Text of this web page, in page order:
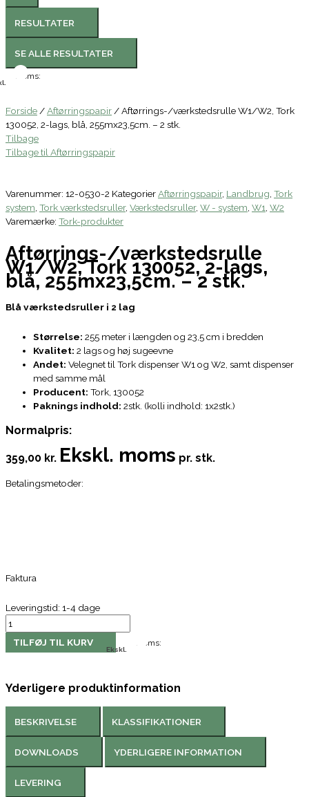
RESULTATER
SE ALLE RESULTATER
Moms:
Forside/Aftørringspapir/ Aftørrings-/værkstedsrulle W1/W2, Tork
130052, 2-lags, blå, 255mx23,5cm. – 2 stk.
Tilbage
Tilbage til Aftørringspapir
Varenummer: 12-0530-2 KategorierAftørringspapir, Landbrug, Tork
system, Tork værkstedsruller, Værkstedsruller, W - system, W1, W2
Varemærke: Tork-produkter
Aftørrings-/værkstedsrulle
W1/W2, Tork 130052, 2-lags,
blå, 255mx23,5cm. – 2 stk.
Blå værkstedsruller i 2 lag
Størrelse: 255 meter i længden og 23,5 cm i bredden
Kvalitet: 2 lags og høj sugeevne
Andet: Velegnet til Tork dispenser W1 og W2, samt dispenser
med samme mål
Producent: Tork, 130052
Paknings indhold: 2stk. (kolli indhold: 1x2stk.)
Normalpris:
359,00 kr. Ekskl. moms pr. stk.
Betalingsmetoder:
Faktura
Leveringstid: 1-4 dage
TILFØJ TIL KURV Moms:
Ekskl.
Yderligere produktinformation
BESKRIVELSE KLASSIFIKATIONER
DOWNLOADS YDERLIGERE INFORMATION
LEVERING